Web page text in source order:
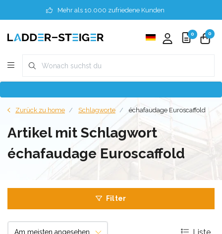
Mehr als 10.000 zufriedene Kunden
0 0
Zurück zu home Schlagworte échafaudage Euroscaffold
Artikel mit Schlagwort
échafaudage Euroscaffold
Filter